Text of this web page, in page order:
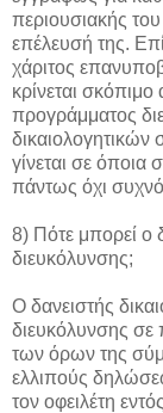
περιουσιακής
επέλευσή της.
χάριτος
κρίνεται
προγράμματος
δικαιολογητικών
γίνεται σε όποια
πάντως όχι
8) Πότε μπορεί ο
διευκόλυνσης;
Ο δανειστής
διευκόλυνσης σε
των όρων της
ελλιπούς
τον οφειλέτη